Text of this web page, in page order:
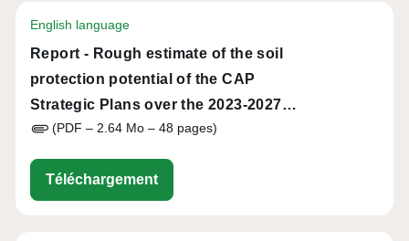
English language
Report - Rough estimate of the soil
protection potential of the CAP
Strategic Plans over the 2023-2027
period
(PDF – 2.64 Mo – 48 pages)
Téléchargementeu-cap-network-report-rough-